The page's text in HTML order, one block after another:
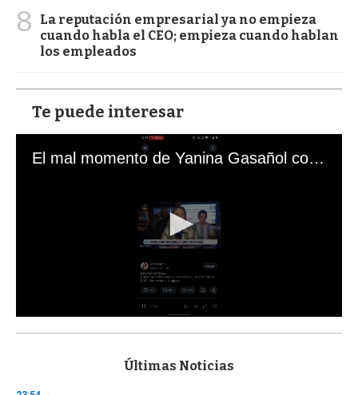
8
La reputación empresarial ya no empieza
cuando habla el CEO; empieza cuando hablan
los empleados
Te puede interesar
El mal momento de Yanina Gasañol con un hincha argentino en "Subrayado"
s
Últimas Noticias